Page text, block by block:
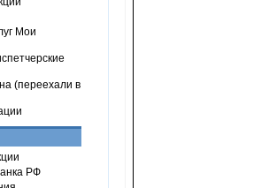
Мои
(переехали в
РФ